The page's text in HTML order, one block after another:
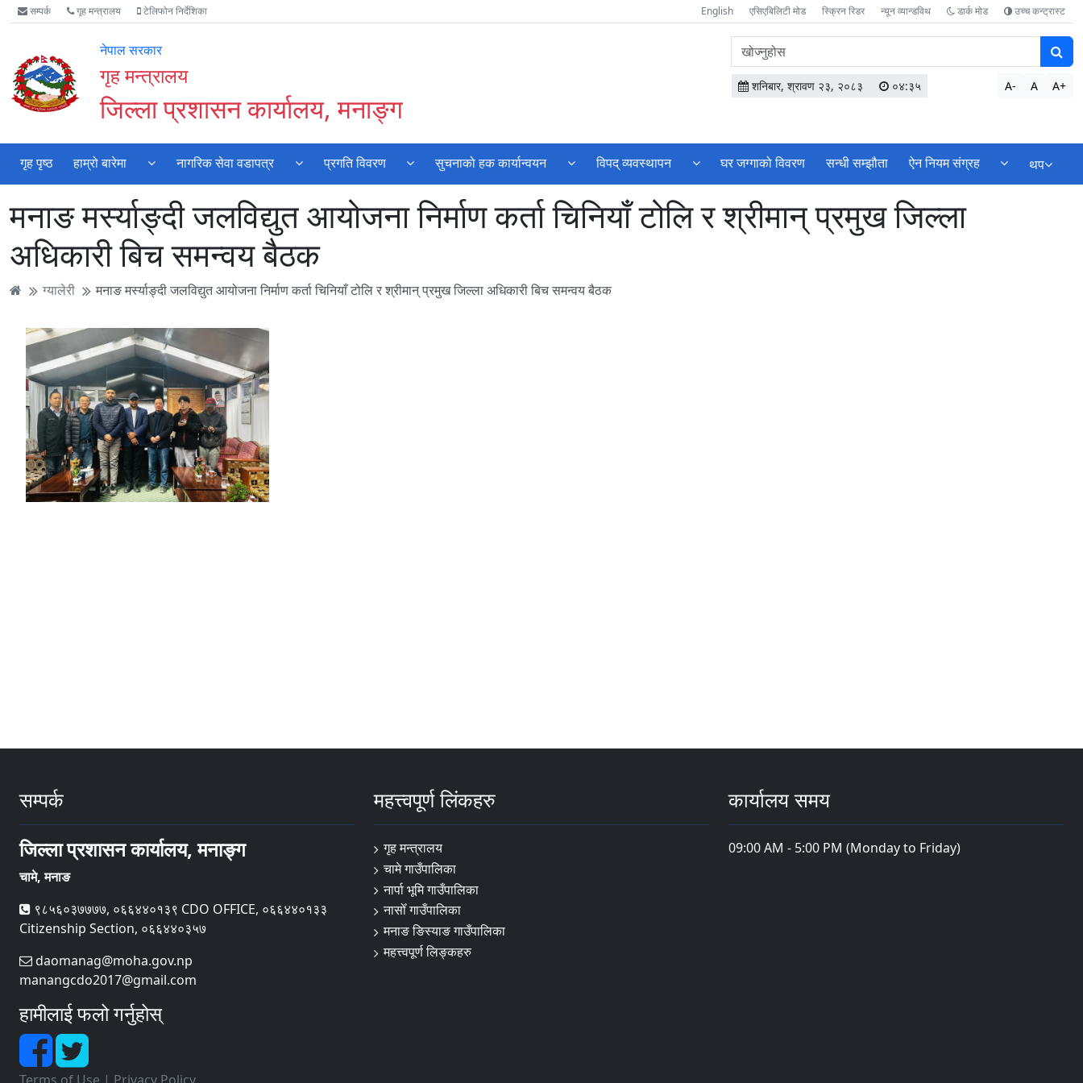
Accessibility
Mode
गर्नुहोस्
मुख्य
सामाग्री
मुख्य
नेभिगेसन
वेबसाइट
खोजमा
सम्पर्क गृह मन्त्रालय टेलिफोन निर्देशिका English एसिएबिलिटी मोड स्क्रिन रिडर न्यून व्यान्डविथ डार्क मोड उच्च कन्ट्रास्ट
नेपाल सरकार
गृह मन्त्रालय
जिल्ला प्रशासन कार्यालय, मनाङ्ग
वेबसाइटमा
सामग्री
खोज्नुहोस
शनिबार, श्रावण २३, २०८३ ०४:३५ A- A A+
गृह पृष्ठ हाम्रो बारेमा नागरिक सेवा वडापत्र प्रगति विवरण सुचनाको हक कार्यान्वयन विपद् व्यवस्थापन घर जग्गाको विवरण सन्धी सम्झौता ऐन नियम संग्रह थप
मनाङ मर्स्याङ्दी जलविद्युत आयोजना निर्माण कर्ता चिनियाँ टोलि र श्रीमान् प्रमुख जिल्ला
अधिकारी बिच समन्वय बैठक
ग्यालेरी मनाङ मर्स्याङ्दी जलविद्युत आयोजना निर्माण कर्ता चिनियाँ टोलि र श्रीमान् प्रमुख जिल्ला अधिकारी बिच समन्वय बैठक
सम्पर्क
जिल्ला प्रशासन कार्यालय, मनाङ्ग
चामे, मनाङ
९८५६०३७७७७, ०६६४४०१३९ CDO OFFICE, ०६६४४०१३३
Citizenship Section, ०६६४४०३५७
daomanag@moha.gov.np
manangcdo2017@gmail.com
हामीलाई फलो गर्नुहोस्
महत्त्वपूर्ण लिंकहरु
गृह मन्त्रालय
चामे गाउँपालिका
नार्पा ‍भूमि गाउँपालिका
नासोँ गाउँपालिका
मनाङ ङिस्याङ गाउँपालिका
महत्त्वपूर्ण लिङ्कहरु
कार्यालय समय
09:00 AM - 5:00 PM (Monday to Friday)